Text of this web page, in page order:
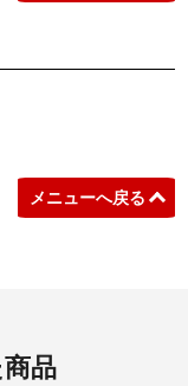
メニューへ戻る
品